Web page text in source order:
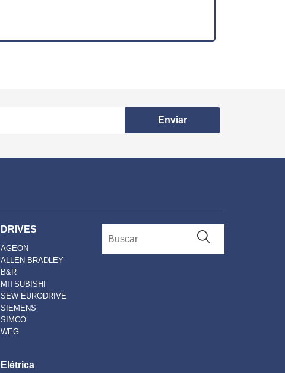
Enviar
DRIVES
AGEON
ALLEN-BRADLEY
B&R
MITSUBISHI
SEW EURODRIVE
SIEMENS
SIMCO
WEG
Elétrica